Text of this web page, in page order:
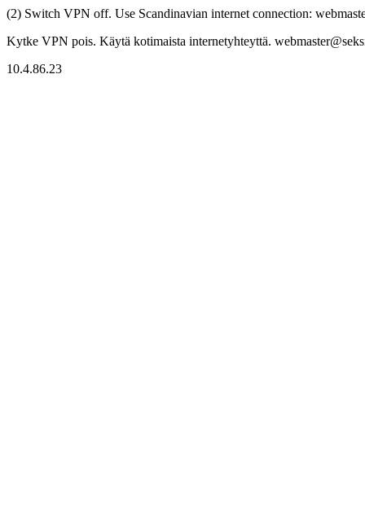
(2) Switch VPN off. Use Scandinavian internet connection:
Kytke VPN pois. Käytä kotimaista internetyhteyttä.
10.4.86.23